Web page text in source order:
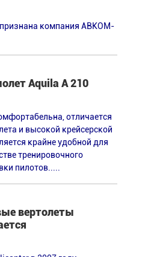
признана компания АВКОМ-
Aquila A 210
отличается
и высокой крейсерской
крайне удобной для
тренировочного
пилотов.....
вертолеты